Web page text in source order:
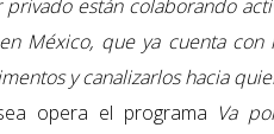
están colaborando
México, que ya cuenta con
y canalizarlos hacia
opera el programa Va